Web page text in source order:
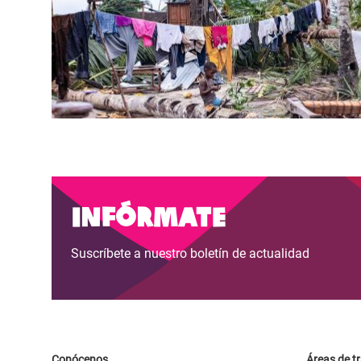
Paginación
Infórmate
Suscríbete a nuestro boletín de actualidad